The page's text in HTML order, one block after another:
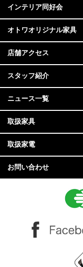
インテリア同好会
オトワオリジナル家具
店舗アクセス
スタッフ紹介
ニュース一覧
取扱家具
取扱家電
お問い合わせ